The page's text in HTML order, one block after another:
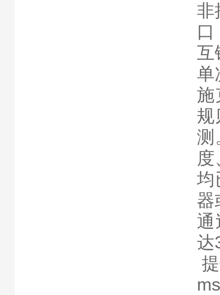
非
互
单
施
规
测
均
器
通
达